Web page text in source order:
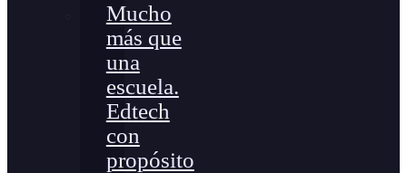
Mucho
más que
una
escuela.
Edtech
con
propósito